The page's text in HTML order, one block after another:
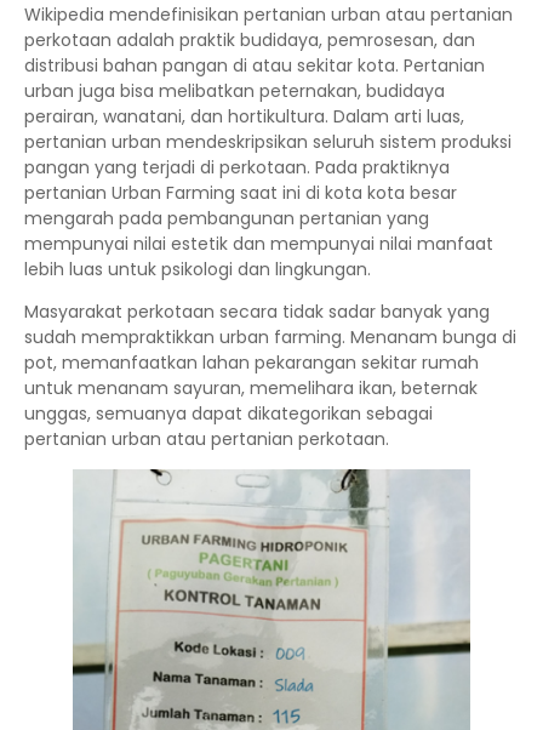
Wikipedia mendefinisikan pertanian urban atau pertanian
perkotaan adalah praktik budidaya, pemrosesan, dan
distribusi bahan pangan di atau sekitar kota. Pertanian
urban juga bisa melibatkan peternakan, budidaya
perairan, wanatani, dan hortikultura. Dalam arti luas,
pertanian urban mendeskripsikan seluruh sistem produksi
pangan yang terjadi di perkotaan. Pada praktiknya
pertanian Urban Farming saat ini di kota kota besar
mengarah pada pembangunan pertanian yang
mempunyai nilai estetik dan mempunyai nilai manfaat
lebih luas untuk psikologi dan lingkungan.
Masyarakat perkotaan secara tidak sadar banyak yang
sudah mempraktikkan urban farming. Menanam bunga di
pot, memanfaatkan lahan pekarangan sekitar rumah
untuk menanam sayuran, memelihara ikan, beternak
unggas, semuanya dapat dikategorikan sebagai
pertanian urban atau pertanian perkotaan.